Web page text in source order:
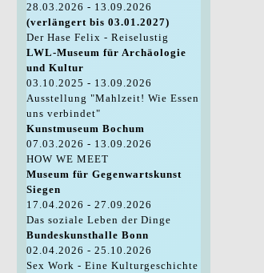
28.03.2026 - 13.09.2026
(verlängert bis 03.01.2027)
Der Hase Felix - Reiselustig
LWL-Museum für Archäologie
und Kultur
03.10.2025 - 13.09.2026
Ausstellung "Mahlzeit! Wie Essen
uns verbindet"
Kunstmuseum Bochum
07.03.2026 - 13.09.2026
HOW WE MEET
Museum für Gegenwartskunst
Siegen
17.04.2026 - 27.09.2026
Das soziale Leben der Dinge
Bundeskunsthalle Bonn
02.04.2026 - 25.10.2026
Sex Work - Eine Kulturgeschichte